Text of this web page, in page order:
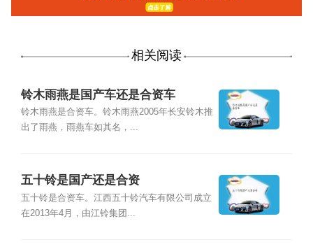
相关阅读
铃木雨燕是国产车还是合资车
铃木雨燕是合资车。铃木雨燕2005年长安铃木推
出了雨燕，雨燕车如其名，...
五十铃是国产还是合资
五十铃是合资车。江西五十铃汽车有限公司成立
在2013年4月，由江铃集团...